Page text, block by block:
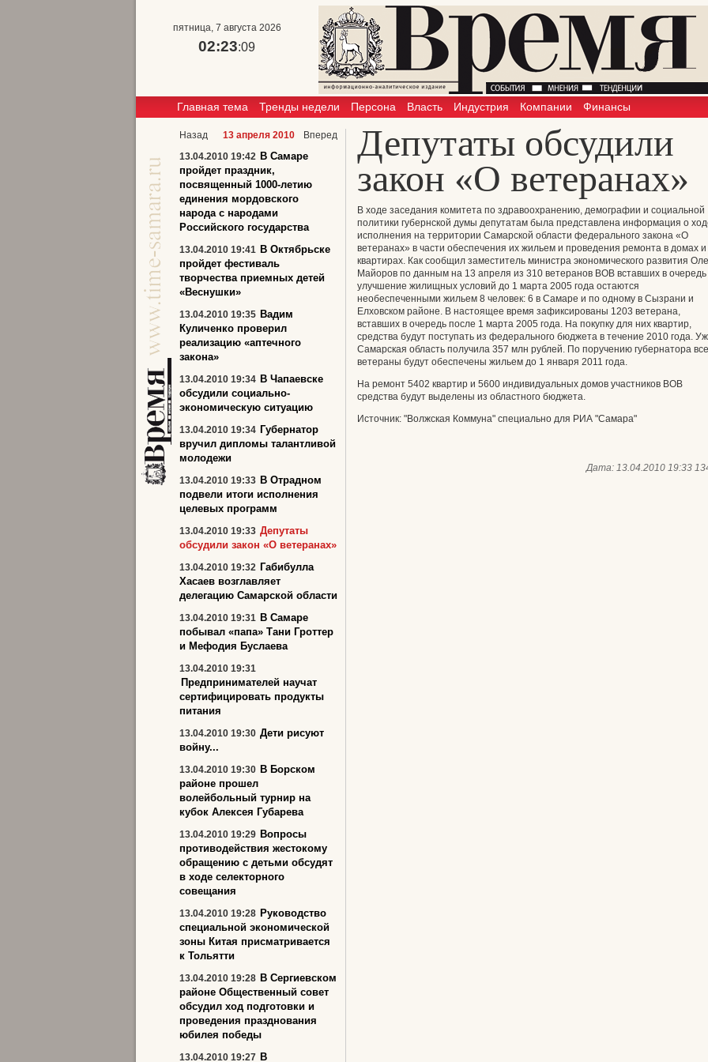
пятница, 7 августа 2026
02:23:10
Главная тема Тренды недели Персона Власть Индустрия Компании Финансы
Депутаты обсудили
закон «О ветеранах»
В ходе заседания комитета по здравоохранению, демографии и социальной
политики губернской думы депутатам была представлена информация о
исполнения на территории Самарской области федерального закона «О
ветеранах» в части обеспечения их жильем и проведения ремонта в домах и
квартирах. Как сообщил заместитель министра экономического развития
Майоров по данным на 13 апреля из 310 ветеранов ВОВ вставших в
улучшение жилищных условий до 1 марта 2005 года остаются
необеспеченными жильем 8 человек: 6 в Самаре и по одному в Сызрани и
Елховском районе. В настоящее время зафиксированы 1203 ветерана,
вставших в очередь после 1 марта 2005 года. На покупку для них квартир,
средства будут поступать из федерального бюджета в течение 2010 года.
Самарская область получила 357 млн рублей. По поручению губернатора все
ветераны будут обеспечены жильем до 1 января 2011 года.
На ремонт 5402 квартир и 5600 индивидуальных домов участников ВОВ
средства будут выделены из областного бюджета.
Источник: "Волжская Коммуна" специально для РИА "Самара"
Дата: 13.04.2010 19:33
Назад 13 апреля 2010
Вперед
13.04.2010 19:42 В Самаре
пройдет праздник,
посвященный 1000-летию
единения мордовского
народа с народами
Российского государства
13.04.2010 19:41 В Октябрьске
пройдет фестиваль
творчества приемных детей
«Веснушки»
13.04.2010 19:35 Вадим
Куличенко проверил
реализацию «аптечного
закона»
13.04.2010 19:34 В Чапаевске
обсудили социально-
экономическую ситуацию
13.04.2010 19:34 Губернатор
вручил дипломы талантливой
молодежи
13.04.2010 19:33 В Отрадном
подвели итоги исполнения
целевых программ
13.04.2010 19:33 Депутаты
обсудили закон «О ветеранах»
13.04.2010 19:32 Габибулла
Хасаев возглавляет
делегацию Самарской области
13.04.2010 19:31 В Самаре
побывал «папа» Тани Гроттер
и Мефодия Буслаева
13.04.2010 19:31
Предпринимателей научат
сертифицировать продукты
питания
13.04.2010 19:30 Дети рисуют
войну...
13.04.2010 19:30 В Борском
районе прошел
волейбольный турнир на
кубок Алексея Губарева
13.04.2010 19:29 Вопросы
противодействия жестокому
обращению с детьми обсудят
в ходе селекторного
совещания
13.04.2010 19:28 Руководство
специальной экономической
зоны Китая присматривается
к Тольятти
13.04.2010 19:28 В Сергиевском
районе Общественный совет
обсудил ход подготовки и
проведения празднования
юбилея победы
13.04.2010 19:27 В